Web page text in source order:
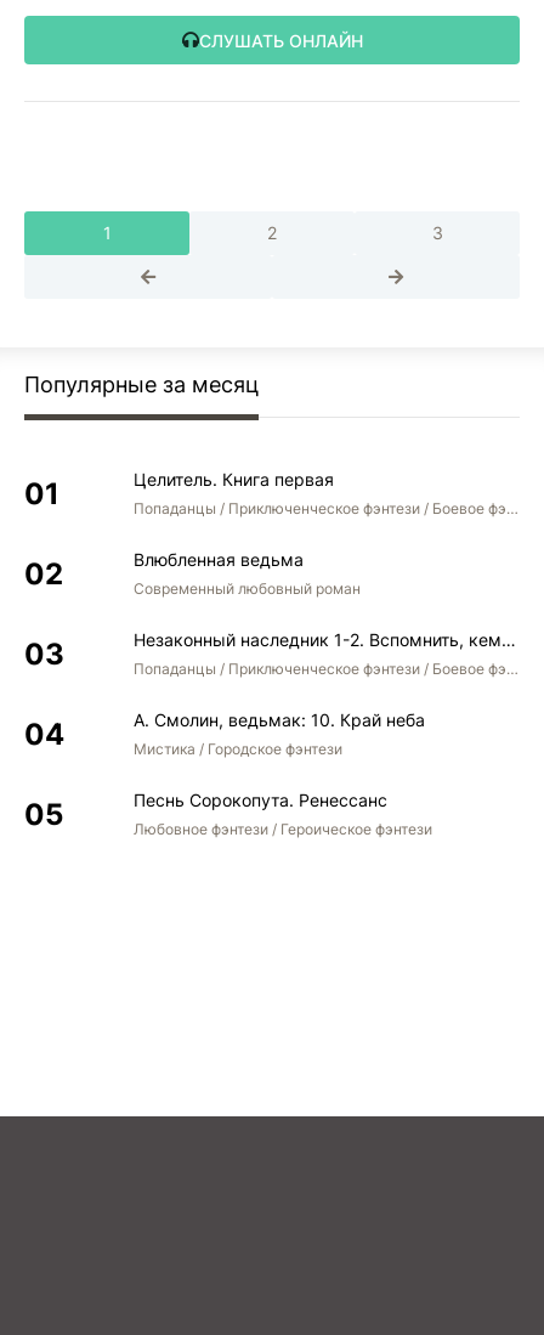
СЛУШАТЬ ОНЛАЙН
1 2 3
Популярные за месяц
Целитель. Книга первая
Попаданцы / Приключенческое фэнтези / Боевое фэнтези
Влюбленная ведьма
Современный любовный роман
Незаконный наследник 1-2. Вспомнить, кем был. Стать собой. Остаться собой
Попаданцы / Приключенческое фэнтези / Боевое фэнтези / Юмористическое фэнтези
А. Смолин, ведьмак: 10. Край неба
Мистика / Городское фэнтези
Песнь Сорокопута. Ренессанс
Любовное фэнтези / Героическое фэнтези